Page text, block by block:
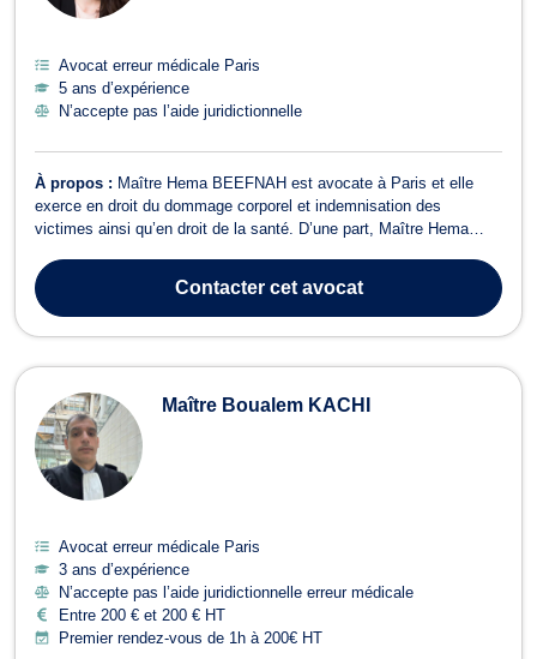
Avocat erreur médicale Paris
5 ans d’expérience
N’accepte pas l’aide juridictionnelle
À propos : Maître Hema BEEFNAH est avocate à Paris et elle
exerce en droit du dommage corporel et indemnisation des
victimes ainsi qu’en droit de la santé. D’une part, Maître Hema
indemnisation des victimes en présence de faits ou d’infractions
portant atteinte à l’intégrité physique....
Contactercet avocat
Maître Boualem KACHI
Avocat erreur médicale Paris
3 ans d’expérience
N’accepte pas l’aide juridictionnelle erreur médicale
Entre 200 € et 200 € HT
Premier rendez-vous de 1h à 200€ HT